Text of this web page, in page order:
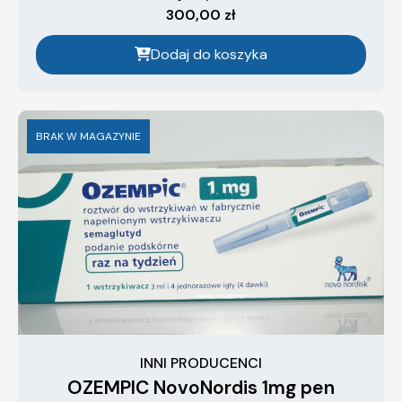
300,00 zł
Dodaj do koszyka
BRAK W MAGAZYNIE
INNI PRODUCENCI
OZEMPIC NovoNordis 1mg pen